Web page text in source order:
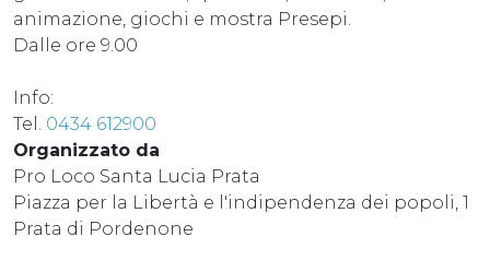
animazione, giochi e mostra Presepi.
Dalle ore 9.00
Info:
Tel. 0434 612900
Organizzato da
Pro Loco Santa Lucia Prata
Piazza per la Libertà e l'indipendenza dei popoli, 1
Prata di Pordenone